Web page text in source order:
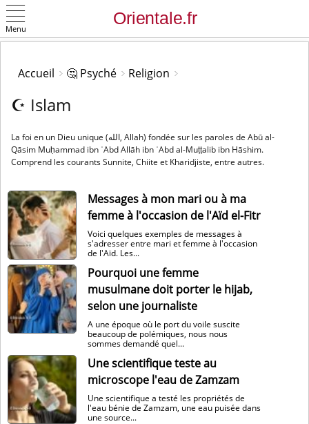
Menu
Accueil 🤔 Psyché Religion
☪️ Islam
La foi en un Dieu unique (الله, Allah) fondée sur les paroles de Abū al-
Qāsim Muḥammad ibn ʿAbd Allāh ibn ʿAbd al-Muṭṭalib ibn Hāshim.
Comprend les courants Sunnite, Chiite et Kharidjiste, entre autres.
Messages à mon mari ou à ma
femme à l'occasion de l'Aïd el-Fitr
Voici quelques exemples de messages à
s'adresser entre mari et femme à l'occasion
de l'Aïd. Les...
Pourquoi une femme
musulmane doit porter le hijab,
selon une journaliste
A une époque où le port du voile suscite
beaucoup de polémiques, nous nous
sommes demandé quel...
Une scientifique teste au
microscope l'eau de Zamzam
Une scientifique a testé les propriétés de
l'eau bénie de Zamzam, une eau puisée dans
une source...